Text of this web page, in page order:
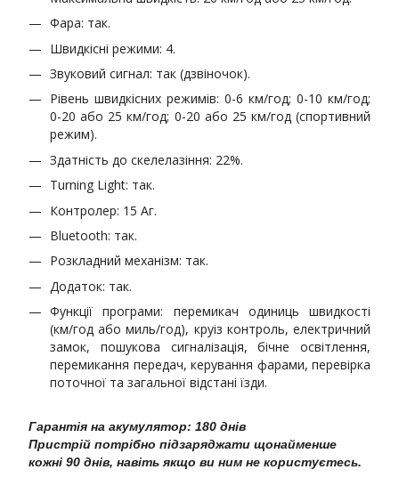
Фара: так.
Швидкісні режими: 4.
Звуковий сигнал: так (дзвіночок).
Рівень швидкісних режимів: 0-6 км/год; 0-10 км/год;
0-20 або 25 км/год; 0-20 або 25 км/год (спортивний
режим).
Здатність до скелелазіння: 22%.
Turning Light: так.
Контролер: 15 Аг.
Bluetooth: так.
Розкладний механізм: так.
Додаток: так.
Функції програми: перемикач одиниць швидкості
(км/год або миль/год), круіз контроль, електричний
замок, пошукова сигналізація, бічне освітлення,
перемикання передач, керування фарами, перевірка
поточної та загальної відстані їзди.
Гарантія на акумулятор: 180 днів
Пристрій потрібно підзаряджати щонайменше
кожні 90 днів, навіть якщо ви ним не користуєтесь.